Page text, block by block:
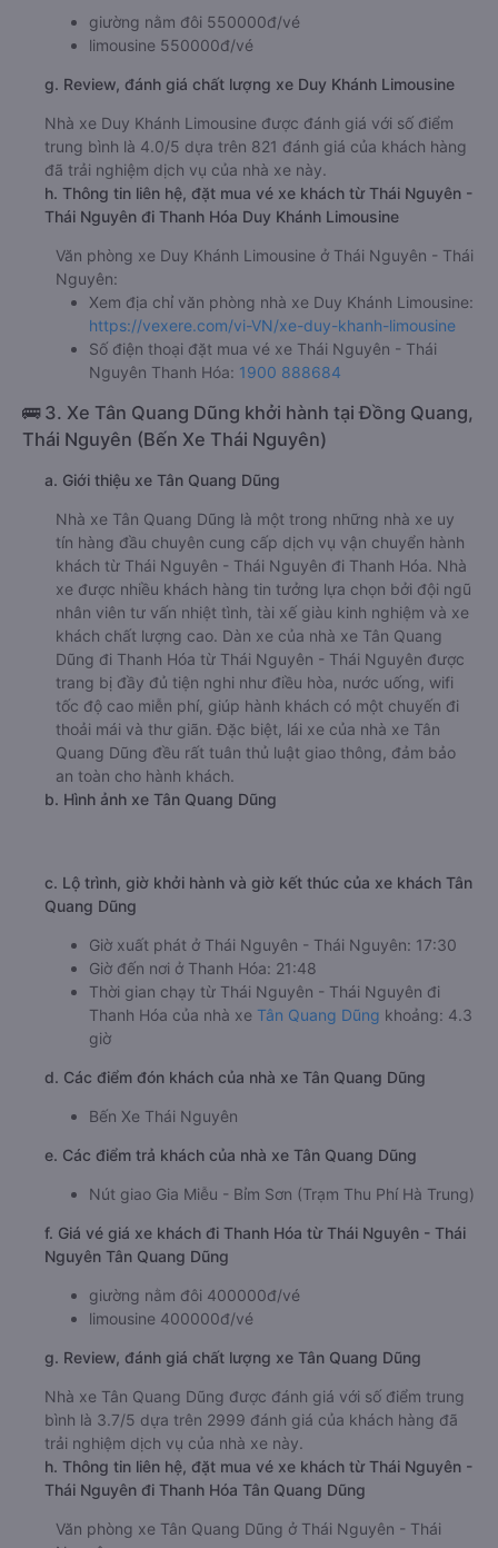
giường nằm đôi 550000đ/vé
limousine 550000đ/vé
g. Review, đánh giá chất lượng xe Duy Khánh Limousine
Nhà xe Duy Khánh Limousine được đánh giá với số điểm
trung bình là 4.0/5 dựa trên 821 đánh giá của khách hàng
đã trải nghiệm dịch vụ của nhà xe này.
h. Thông tin liên hệ, đặt mua vé xe khách từ Thái Nguyên -
Thái Nguyên đi Thanh Hóa Duy Khánh Limousine
Văn phòng xe Duy Khánh Limousine ở Thái Nguyên - Thái
Nguyên:
Xem địa chỉ văn phòng nhà xe Duy Khánh Limousine:
https://vexere.com/vi-VN/xe-duy-khanh-limousine
Số điện thoại đặt mua vé xe Thái Nguyên - Thái
Nguyên Thanh Hóa: 1900 888684
🚌 3. Xe Tân Quang Dũng khởi hành tại Đồng Quang,
Thái Nguyên (Bến Xe Thái Nguyên)
a. Giới thiệu xe Tân Quang Dũng
Nhà xe Tân Quang Dũng là một trong những nhà xe uy
tín hàng đầu chuyên cung cấp dịch vụ vận chuyển hành
khách từ Thái Nguyên - Thái Nguyên đi Thanh Hóa. Nhà
xe được nhiều khách hàng tin tưởng lựa chọn bởi đội ngũ
nhân viên tư vấn nhiệt tình, tài xế giàu kinh nghiệm và xe
khách chất lượng cao. Dàn xe của nhà xe Tân Quang
Dũng đi Thanh Hóa từ Thái Nguyên - Thái Nguyên được
trang bị đầy đủ tiện nghi như điều hòa, nước uống, wifi
tốc độ cao miễn phí, giúp hành khách có một chuyến đi
thoải mái và thư giãn. Đặc biệt, lái xe của nhà xe Tân
Quang Dũng đều rất tuân thủ luật giao thông, đảm bảo
an toàn cho hành khách.
b. Hình ảnh xe Tân Quang Dũng
c. Lộ trình, giờ khởi hành và giờ kết thúc của xe khách Tân
Quang Dũng
Giờ xuất phát ở Thái Nguyên - Thái Nguyên: 17:30
Giờ đến nơi ở Thanh Hóa: 21:48
Thời gian chạy từ Thái Nguyên - Thái Nguyên đi
Thanh Hóa của nhà xe Tân Quang Dũng khoảng: 4.3
giờ
d. Các điểm đón khách của nhà xe Tân Quang Dũng
Bến Xe Thái Nguyên
e. Các điểm trả khách của nhà xe Tân Quang Dũng
Nút giao Gia Miễu - Bỉm Sơn (Trạm Thu Phí Hà Trung)
f. Giá vé giá xe khách đi Thanh Hóa từ Thái Nguyên - Thái
Nguyên Tân Quang Dũng
giường nằm đôi 400000đ/vé
limousine 400000đ/vé
g. Review, đánh giá chất lượng xe Tân Quang Dũng
Nhà xe Tân Quang Dũng được đánh giá với số điểm trung
bình là 3.7/5 dựa trên 2999 đánh giá của khách hàng đã
trải nghiệm dịch vụ của nhà xe này.
h. Thông tin liên hệ, đặt mua vé xe khách từ Thái Nguyên -
Thái Nguyên đi Thanh Hóa Tân Quang Dũng
Văn phòng xe Tân Quang Dũng ở Thái Nguyên - Thái